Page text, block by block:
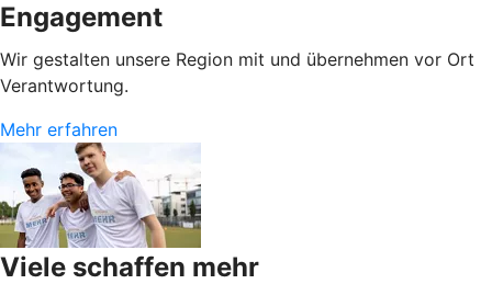
Engagement
Wir gestalten unsere Region mit und übernehmen vor Ort
Verantwortung.
Mehr erfahren
Viele schaffen mehr